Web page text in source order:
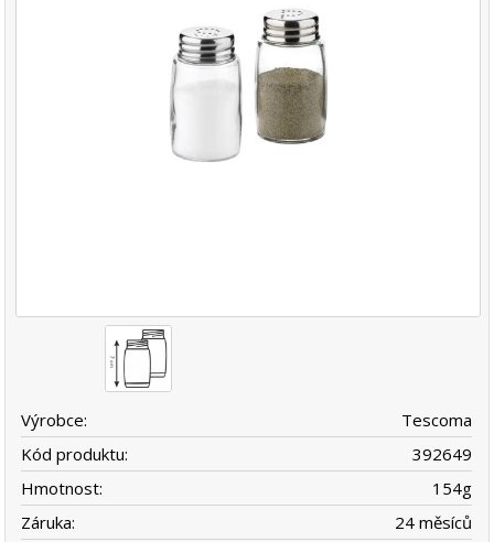
Výrobce:
Tescoma
Kód produktu:
392649
Hmotnost:
154g
Záruka:
24 měsíců